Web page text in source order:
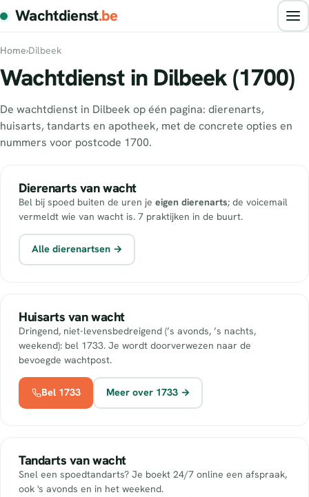
Wachtdienst.be
Home›Dilbeek
Wachtdienst in Dilbeek (1700)
De wachtdienst in Dilbeek op één pagina: dierenarts,
huisarts, tandarts en apotheek, met de concrete opties en
nummers voor postcode 1700.
Dierenarts van wacht
Bel bij spoed buiten de uren je eigen dierenarts; de voicemail
vermeldt wie van wacht is. 7 praktijken in de buurt.
Alle dierenartsen →
Huisarts van wacht
Dringend, niet-levensbedreigend (’s avonds, ’s nachts,
weekend): bel 1733. Je wordt doorverwezen naar de
bevoegde wachtpost.
Bel 1733 Meer over 1733 →
Tandarts van wacht
Snel een spoedtandarts? Je boekt 24/7 online een afspraak,
ook 's avonds en in het weekend.